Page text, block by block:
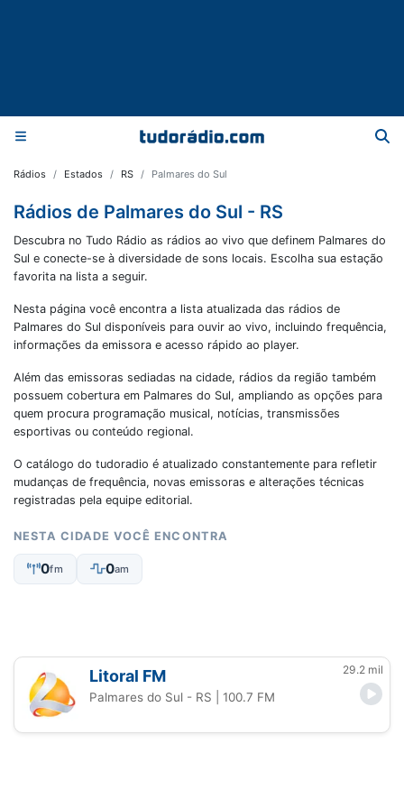
Rádios Estados RS Palmares do Sul
Rádios de Palmares do Sul - RS
Descubra no Tudo Rádio as rádios ao vivo que definem Palmares do
Sul e conecte-se à diversidade de sons locais. Escolha sua estação
favorita na lista a seguir.
Nesta página você encontra a lista atualizada das rádios de
Palmares do Sul disponíveis para ouvir ao vivo, incluindo frequência,
informações da emissora e acesso rápido ao player.
Além das emissoras sediadas na cidade, rádios da região também
possuem cobertura em Palmares do Sul, ampliando as opções para
quem procura programação musical, notícias, transmissões
esportivas ou conteúdo regional.
O catálogo do tudoradio é atualizado constantemente para refletir
mudanças de frequência, novas emissoras e alterações técnicas
registradas pela equipe editorial.
NESTA CIDADE VOCÊ ENCONTRA
0fm 0am
Litoral FM 29.2 mil
Palmares do Sul - RS | 100.7 FM